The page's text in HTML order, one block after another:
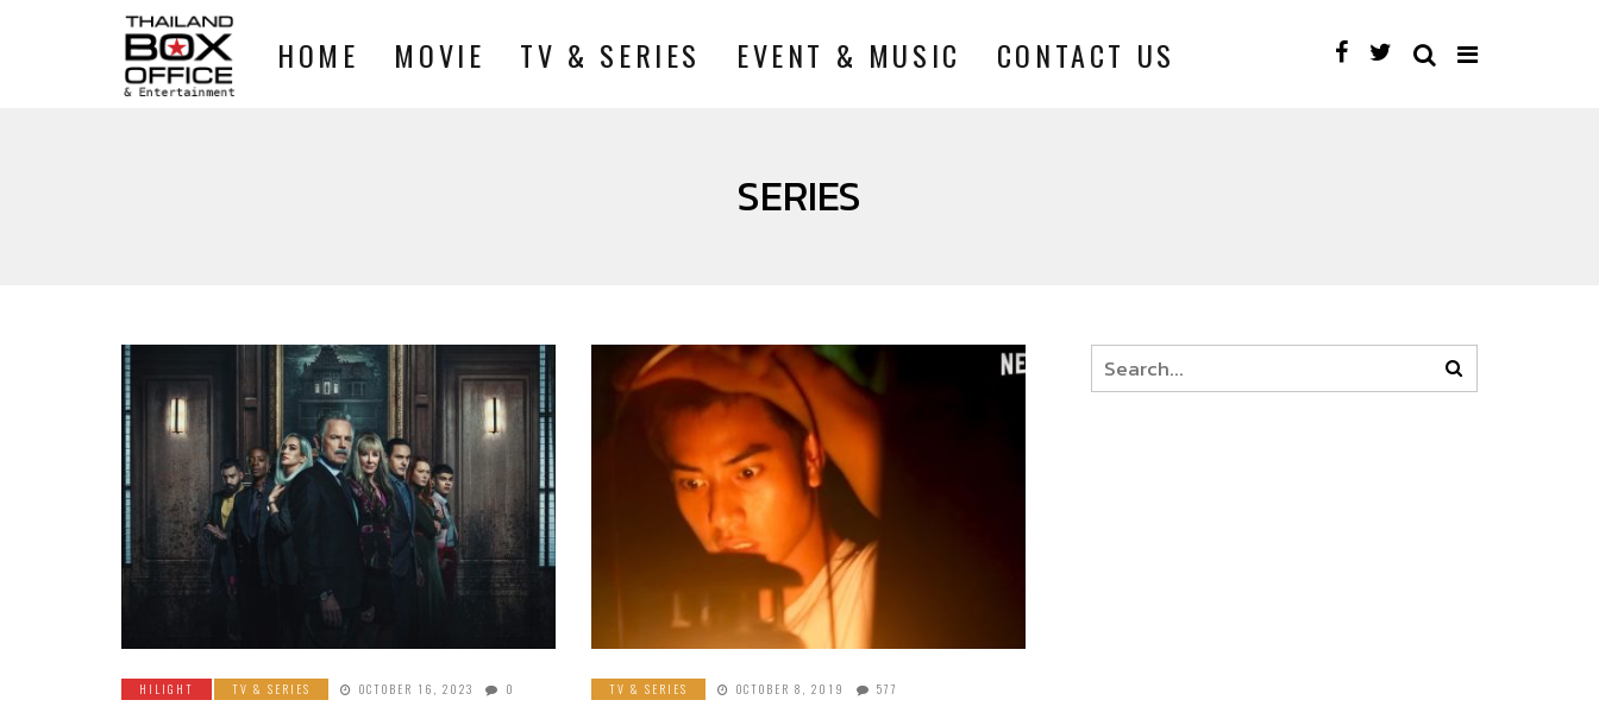
HOME MOVIE TV & SERIES EVENT & MUSIC CONTACT US
SERIES
HILIGHT TV & SERIES OCTOBER 16, 2023 0 TV & SERIES OCTOBER 8, 2019 577